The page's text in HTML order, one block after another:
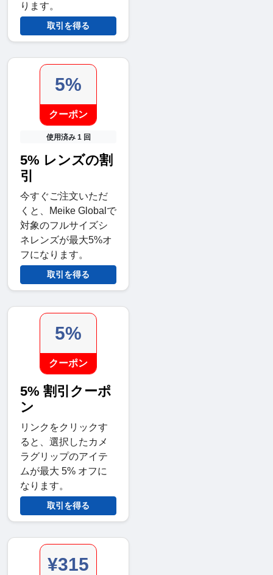
ります。
取引を得る
5%
クーポン
使用済み 1 回
5% レンズの割
引
今すぐご注文いただ
くと、Meike Globalで
対象のフルサイズシ
ネレンズが最大5%オ
フになります。
取引を得る
5%
クーポン
5% 割引クーポ
ン
リンクをクリックす
ると、選択したカメ
ラグリップのアイテ
ムが最大 5% オフに
なります。
取引を得る
¥315